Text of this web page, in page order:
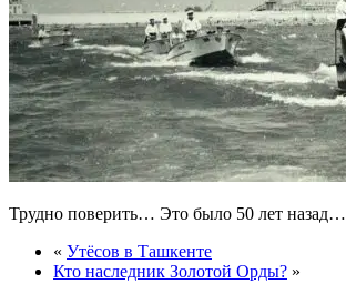
Трудно поверить… Это было 50 лет назад…
« Утёсов в Ташкенте
Кто наследник Золотой Орды? »